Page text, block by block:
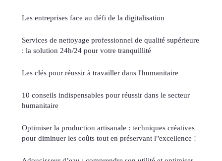
Les entreprises face au défi de la digitalisation
Services de nettoyage professionnel de qualité supérieure
: la solution 24h/24 pour votre tranquillité
Les clés pour réussir à travailler dans l'humanitaire
10 conseils indispensables pour réussir dans le secteur
humanitaire
Optimiser la production artisanale : techniques créatives
pour diminuer les coûts tout en préservant l"excellence !